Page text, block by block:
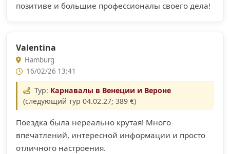
позитиве и большие профессионалы своего дела!
Valentina
Hamburg
16/02/26 13:41
Тур: Карнавалы в Венеции и Вероне
(следующий тур 04.02.27; 389 €)
Поездка была нереально крутая! Много
впечатлений, интересной информации и просто
отличного настроения.